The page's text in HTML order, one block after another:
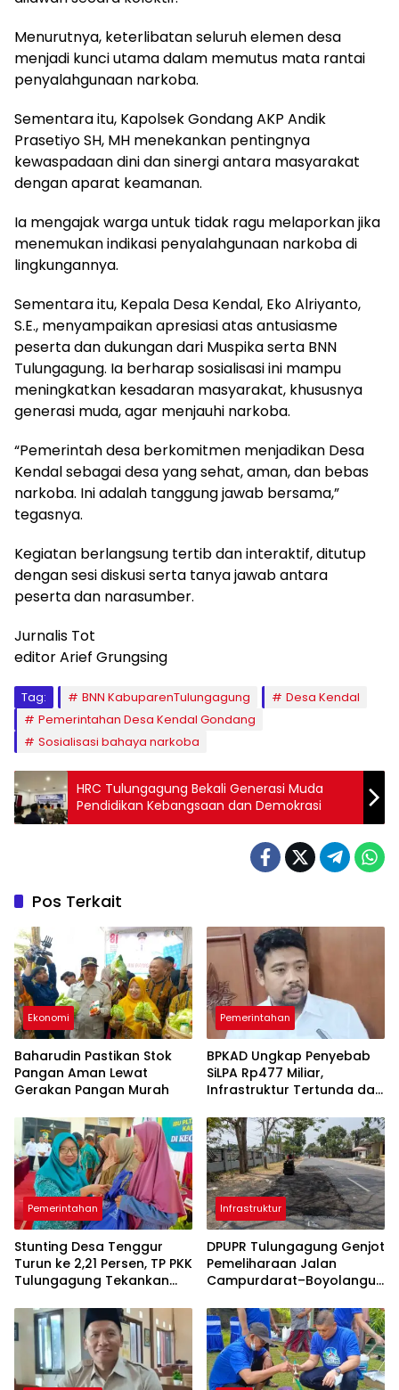
Menurutnya, keterlibatan seluruh elemen desa
menjadi kunci utama dalam memutus mata rantai
penyalahgunaan narkoba.
Sementara itu, Kapolsek Gondang AKP Andik
Prasetiyo SH, MH menekankan pentingnya
kewaspadaan dini dan sinergi antara masyarakat
dengan aparat keamanan.
Ia mengajak warga untuk tidak ragu melaporkan jika
menemukan indikasi penyalahgunaan narkoba di
lingkungannya.
Sementara itu, Kepala Desa Kendal, Eko Alriyanto,
S.E., menyampaikan apresiasi atas antusiasme
peserta dan dukungan dari Muspika serta BNN
Tulungagung. Ia berharap sosialisasi ini mampu
meningkatkan kesadaran masyarakat, khususnya
generasi muda, agar menjauhi narkoba.
“Pemerintah desa berkomitmen menjadikan Desa
Kendal sebagai desa yang sehat, aman, dan bebas
narkoba. Ini adalah tanggung jawab bersama,”
tegasnya.
Kegiatan berlangsung tertib dan interaktif, ditutup
dengan sesi diskusi serta tanya jawab antara
peserta dan narasumber.
Jurnalis Tot
editor Arief Grungsing
Tag: BNN KabuparenTulungagung
Desa Kendal
Pemerintahan Desa Kendal Gondang
Sosialisasi bahaya narkoba
HRC Tulungagung Bekali Generasi Muda
Pendidikan Kebangsaan dan Demokrasi
Pos Terkait
Ekonomi
Baharudin Pastikan Stok
Pangan Aman Lewat
Gerakan Pangan Murah
Pemerintahan
BPKAD Ungkap Penyebab
SiLPA Rp477 Miliar,
Infrastruktur Tertunda dan
Pemerintahan
Stunting Desa Tenggur
Turun ke 2,21 Persen, TP PKK
Tulungagung Tekankan
Berkelanjutan
Infrastruktur
DPUPR Tulungagung Genjot
Pemeliharaan Jalan
Campurdarat–Boyolangu,
Diperbaiki